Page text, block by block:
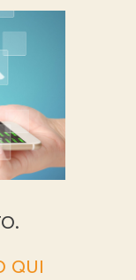
QUI